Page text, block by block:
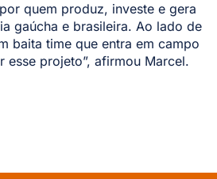
quem produz, investe e gera
gaúcha e brasileira. Ao lado de
baita time que entra em campo
esse projeto”, afirmou Marcel.